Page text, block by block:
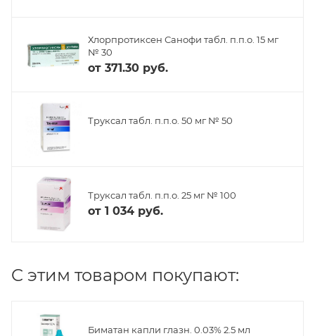
Хлорпротиксен Санофи табл. п.п.о. 15 мг
№ 30
от 371.30 руб.
Труксал табл. п.п.о. 50 мг № 50
Труксал табл. п.п.о. 25 мг № 100
от 1 034 руб.
C этим товаром покупают:
Биматан капли глазн. 0.03% 2.5 мл